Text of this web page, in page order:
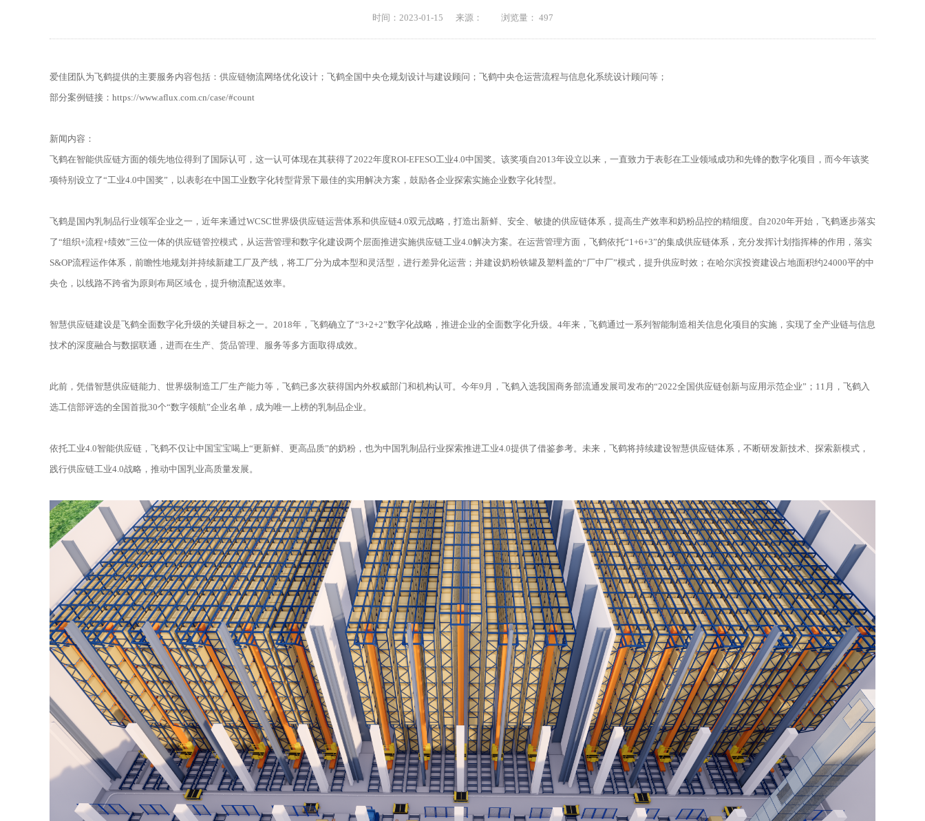
时间：2023-01-15 来源： 浏览量： 497
爱佳团队为飞鹤提供的主要服务内容包括：供应链物流网络优化设计；飞鹤全国中央仓规划设计与建设顾问；飞鹤中央仓运营流程与信息化系统设计顾问等；
部分案例链接： https://www.aflux.com.cn/case/#count
新闻内容：
飞鹤在智能供应链方面的领先地位得到了国际认可，这一认可体现在其获得了2022年度ROI-EFESO工业4.0中国奖。该奖项自2013年设立以来，一直致力于表彰在工业领域成功和先锋的数字化项目，而今年该奖
项特别设立了“工业4.0中国奖”，以表彰在中国工业数字化转型背景下最佳的实用解决方案，鼓励各企业探索实施企业数字化转型。
飞鹤是国内乳制品行业领军企业之一，近年来通过WCSC世界级供应链运营体系和供应链4.0双元战略，打造出新鲜、安全、敏捷的供应链体系，提高生产效率和奶粉品控的精细度。自2020年开始，飞鹤逐步落实
了“组织+流程+绩效”三位一体的供应链管控模式，从运营管理和数字化建设两个层面推进实施供应链工业4.0解决方案。在运营管理方面，飞鹤依托“1+6+3”的集成供应链体系，充分发挥计划指挥棒的作用，落实
S&OP流程运作体系，前瞻性地规划并持续新建工厂及产线，将工厂分为成本型和灵活型，进行差异化运营；并建设奶粉铁罐及塑料盖的“厂中厂”模式，提升供应时效；在哈尔滨投资建设占地面积约24000平的中
央仓，以线路不跨省为原则布局区域仓，提升物流配送效率。
智慧供应链建设是飞鹤全面数字化升级的关键目标之一。2018年，飞鹤确立了“3+2+2”数字化战略，推进企业的全面数字化升级。4年来，飞鹤通过一系列智能制造相关信息化项目的实施，实现了全产业链与信息
技术的深度融合与数据联通，进而在生产、货品管理、服务等多方面取得成效。
此前，凭借智慧供应链能力、世界级制造工厂生产能力等，飞鹤已多次获得国内外权威部门和机构认可。今年9月，飞鹤入选我国商务部流通发展司发布的“2022全国供应链创新与应用示范企业”；11月，飞鹤入
选工信部评选的全国首批30个“数字领航”企业名单，成为唯一上榜的乳制品企业。
依托工业4.0智能供应链，飞鹤不仅让中国宝宝喝上“更新鲜、更高品质”的奶粉，也为中国乳制品行业探索推进工业4.0提供了借鉴参考。未来，飞鹤将持续建设智慧供应链体系，不断研发新技术、探索新模式，
践行供应链工业4.0战略，推动中国乳业高质量发展。